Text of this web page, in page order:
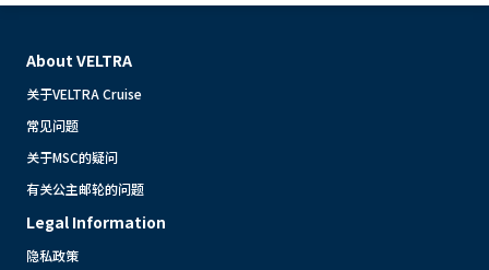
About VELTRA
关于VELTRA Cruise
常见问题
关于MSC的疑问
有关公主邮轮的问题
Legal Information
隐私政策